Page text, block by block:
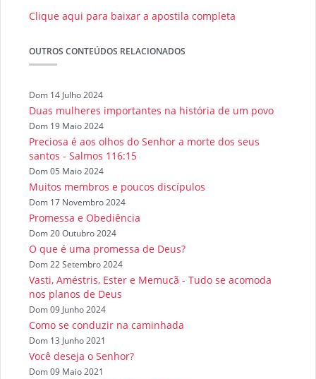
Clique aqui para baixar a apostila completa
OUTROS CONTEÚDOS RELACIONADOS
Dom 14 Julho 2024
Duas mulheres importantes na história de um povo
Dom 19 Maio 2024
Preciosa é aos olhos do Senhor a morte dos seus
santos - Salmos 116:15
Dom 05 Maio 2024
Muitos membros e poucos discípulos
Dom 17 Novembro 2024
Promessa e Obediência
Dom 20 Outubro 2024
O que é uma promessa de Deus?
Dom 22 Setembro 2024
Vasti, Améstris, Ester e Memucã - Tudo se acomoda
nos planos de Deus
Dom 09 Junho 2024
Como se conduzir na caminhada
Dom 13 Junho 2021
Você deseja o Senhor?
Dom 09 Maio 2021